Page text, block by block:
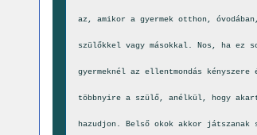
az, amikor a gyermek otthon,
szülőkkel vagy másokkal. Nos, ha ez
gyermeknél az ellentmondás
többnyire a szülő, anélkül, hogy
hazudjon. Belső okok akkor